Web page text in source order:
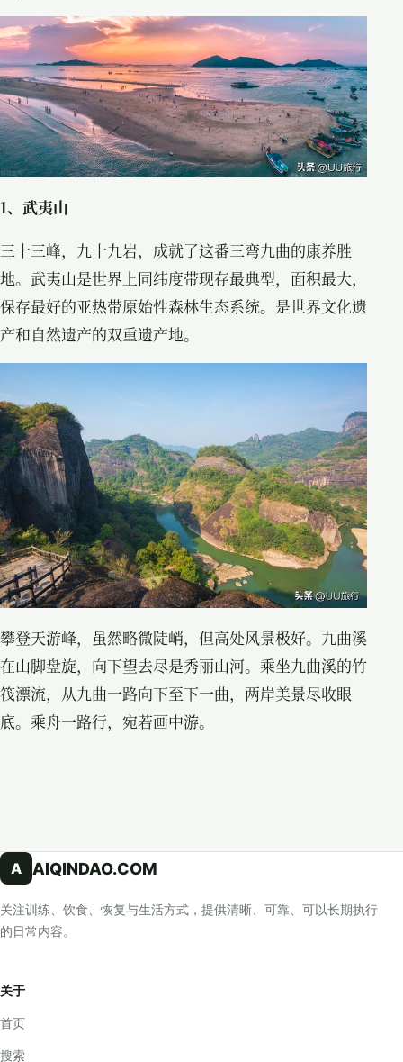
1、武夷山
三十三峰，九十九岩，成就了这番三弯九曲的康养胜
地。武夷山是世界上同纬度带现存最典型，面积最大，
保存最好的亚热带原始性森林生态系统。是世界文化遗
产和自然遗产的双重遗产地。
攀登天游峰，虽然略微陡峭，但高处风景极好。九曲溪
在山脚盘旋，向下望去尽是秀丽山河。乘坐九曲溪的竹
筏漂流，从九曲一路向下至下一曲，两岸美景尽收眼
底。乘舟一路行，宛若画中游。
A AIQINDAO.COM
关注训练、饮食、恢复与生活方式，提供清晰、可靠、可以长期执行
的日常内容。
关于
首页
搜索